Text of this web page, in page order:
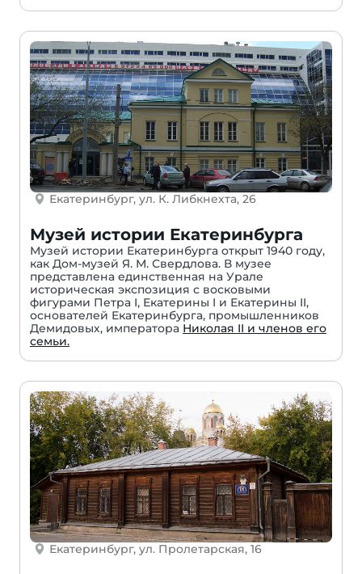
Екатеринбург, ул. К. Либкнехта, 26
Музей истории Екатеринбурга
Музей истории Екатеринбурга открыт 1940 году,
как Дом-музей Я. М. Свердлова. В музее
представлена единственная на Урале
историческая экспозиция с восковыми
фигурами Петра I, Екатерины I и Екатерины II,
основателей Екатеринбурга, промышленников
Демидовых, императора Николая II и членов его
семьи.
Екатеринбург, ул. Пролетарская, 16